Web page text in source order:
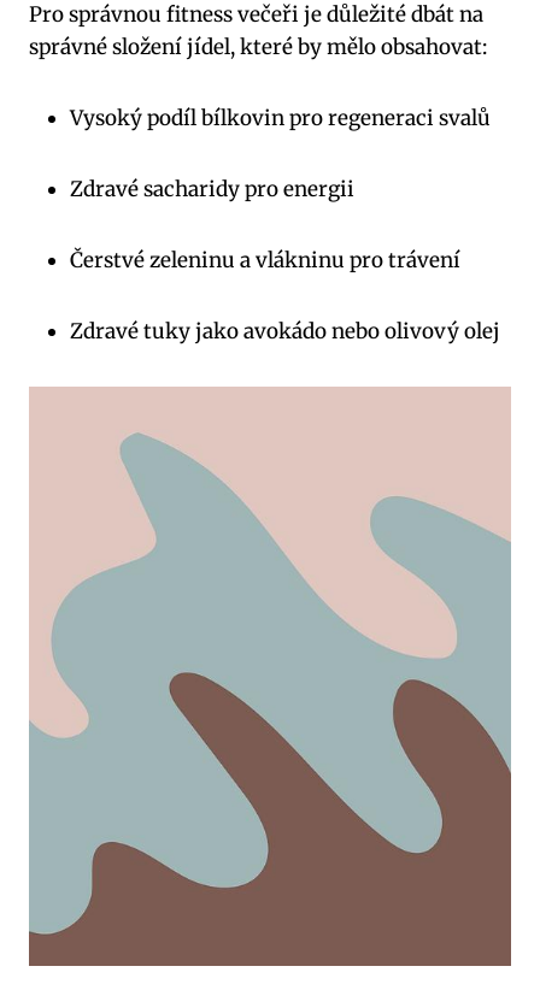
Pro správnou fitness večeři je důležité dbát na
správné složení jídel, které by mělo obsahovat:
Vysoký podíl bílkovin pro regeneraci svalů
Zdravé sacharidy pro energii
Čerstvé zeleninu a vlákninu pro trávení
Zdravé tuky jako avokádo nebo olivový olej